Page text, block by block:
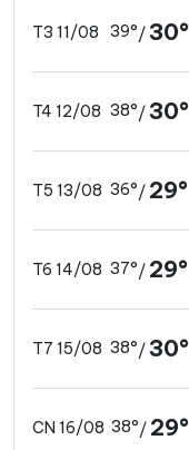
T3 11/08 39°/30°
T4 12/08 38°/30°
T5 13/08 36°/ 29°
T6 14/08 37°/ 29°
T7 15/08 38°/30°
CN 16/08 38°/ 29°